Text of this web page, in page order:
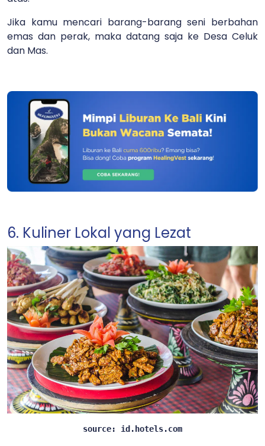
Jika kamu mencari barang-barang seni berbahan
emas dan perak, maka datang saja ke Desa Celuk
dan Mas.
6. Kuliner Lokal yang Lezat
source: id.hotels.com